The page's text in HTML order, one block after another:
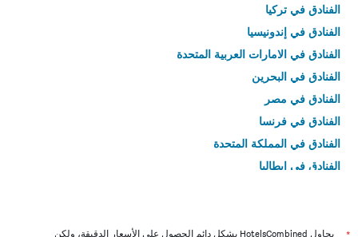
الفنادق في تركيا
الفنادق في إندونيسيا
الفنادق في الامارات العربية المتحدة
الفنادق في البحرين
الفنادق في مصر
الفنادق في فرنسا
الفنادق في المملكة المتحدة
الفنادق في إيطاليا
يحاول HotelsCombined بشكل دائم الحصول على الأسعار الدقيقة، ولكن